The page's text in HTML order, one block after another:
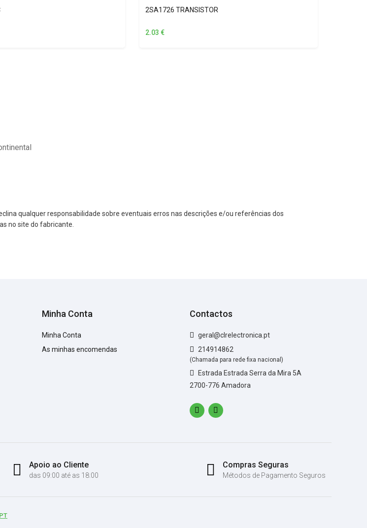
2SA1726 TRANSISTOR
2.03€
qualquer responsabilidade sobre eventuais erros nas descrições e/ou referências dos
no site do fabricante.
Minha Conta
Minha Conta
As minhas encomendas
Contactos
geral@clrelectronica.pt
214914862
(Chamada para rede fixa nacional)
Estrada Estrada Serra da Mira 5A
2700-776 Amadora
Apoio ao Cliente
das 09:00 até as 18:00
Compras Seguras
Métodos de Pagamento Seguros